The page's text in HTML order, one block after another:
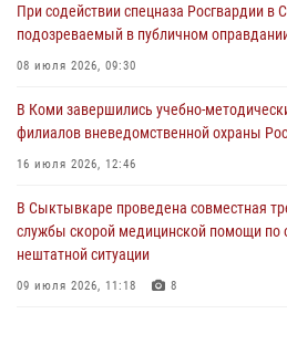
В Санкт-Петербурге прошел окружной
Всероссийского конкурса
сотрудников вневедомственной охраны
В Сыктывкаре росгвардейцы приняли
Дня Крещения Руси и Дня святого
28 июля 2026, 13:32 8
При содействии спецназа Росгвардии в
подозреваемый в публичном
08 июля 2026, 09:30
В Коми завершились учебно-
филиалов вневедомственной охраны
16 июля 2026, 12:46
В Сыктывкаре проведена совместная
службы скорой медицинской помощи по
нештатной ситуации
09 июля 2026, 11:18 8